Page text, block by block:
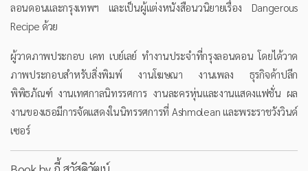
ลอนดอนและกรุงเทพฯ และเป็นผู้แต่งหนังสือนวนิยายเรื่อง Dangerous
Recipe ด้วย
ผู้วาดภาพประกอบ เคท เบย์เลย์ ทำงานประจำที่กรุงลอนดอน โดยได้วาด
ภาพประกอบสำหรับสิ่งพิมพ์ งานโฆษณา งานเพลง ธุรกิจค้าปลีก
พิพิธภัณฑ์ งานเทศกาลนิทรรศการ งานละครหุ่นและงานแสดงแฟชั่น ผล
งานของเธอมีการจัดแสดงในนิทรรศการที่ Ashmolean และพระราชวังวินด์
เซอร์